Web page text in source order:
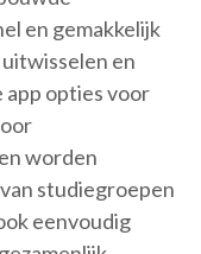
en gemakkelijk
en
app opties voor
worden
studiegroepen
eenvoudig